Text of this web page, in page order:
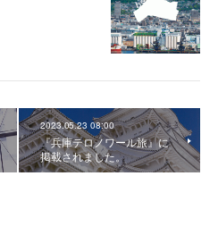
2023.05.23 08:00
『兵庫テロノワール旅』に
掲載されました。